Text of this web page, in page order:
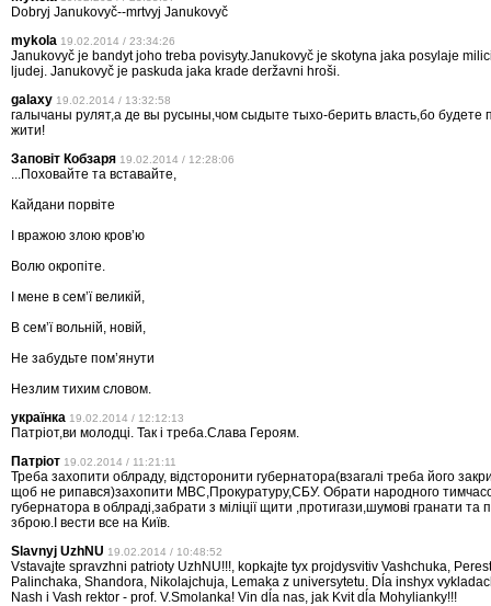
Dobryj Janukovyč--mrtvyj Janukovyč
mykola 19.02.2014 / 23:34:26
Janukovyč je bandyt joho treba povisyty.Janukovyč je skotyna jaka posylaje
ljudej. Janukovyč je paskuda jaka krade deržavni hroši.
galaxy 19.02.2014 / 13:32:58
галычаны рулят,а де вы русыны,чом сыдыте тыхо-берить власть,бо будете
жити!
Заповіт Кобзаря 19.02.2014 / 12:28:06
...Поховайте та вставайте,
Кайдани порвіте
І вражою злою кров’ю
Волю окропіте.
І мене в сем’ї великій,
В сем’ї вольній, новій,
Не забудьте пом’янути
Незлим тихим словом.
українка 19.02.2014 / 12:12:13
Патріот,ви молодці. Так і треба.Слава Героям.
Патріот 19.02.2014 / 11:21:11
Треба захопити облраду, відсторонити губернатора(взагалі треба його
щоб не рипався)захопити МВС,Прокуратуру,СБУ. Обрати народного
губернатора в облраді,забрати з міліції щити ,протигази,шумові гранати та
зброю.І вести все на Київ.
Slavnyj UzhNU 19.02.2014 / 10:48:52
Vstavajte spravzhni patrioty UzhNU!!!, kopkajte tyx projdysvitiv Vashchuka,
Palinchaka, Shandora, Nikolajchuja, Lemaka z universytetu. Dĺa inshyx
Nash i Vash rektor - prof. V.Smolanka! Vin dĺa nas, jak Kvit dĺa Mohylianky!!!